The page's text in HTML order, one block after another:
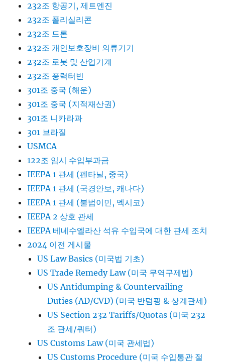
232조 항공기, 제트엔진
232조 폴리실리콘
232조 드론
232조 개인보호장비 의류기기
232조 로봇 및 산업기계
232조 풍력터빈
301조 중국 (해운)
301조 중국 (지적재산권)
301조 니카라과
301 브라질
USMCA
122조 임시 수입부과금
IEEPA 1 관세 (펜타닐, 중국)
IEEPA 1 관세 (국경안보, 캐나다)
IEEPA 1 관세 (불법이민, 멕시코)
IEEPA 2 상호 관세
IEEPA 베네수엘라산 석유 수입국에 대한 관세 조치
2024 이전 게시물
US Law Basics (미국법 기초)
US Trade Remedy Law (미국 무역구제법)
US Antidumping & Countervailing
Duties (AD/CVD) (미국 반덤핑 & 상계관세)
US Section 232 Tariffs/Quotas (미국 232
조 관세/쿼터)
US Customs Law (미국 관세법)
US Customs Procedure (미국 수입통관 절